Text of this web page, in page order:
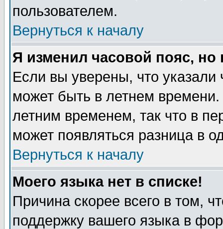
пользователем.
Вернуться к началу
Я изменил часовой пояс,
Если вы уверены, что указали
может быть в летнем
летним временем, так что в
может появляться разница в
Вернуться к началу
Моего языка нет в списке!
Причина скорее всего в том,
поддержку вашего языка в